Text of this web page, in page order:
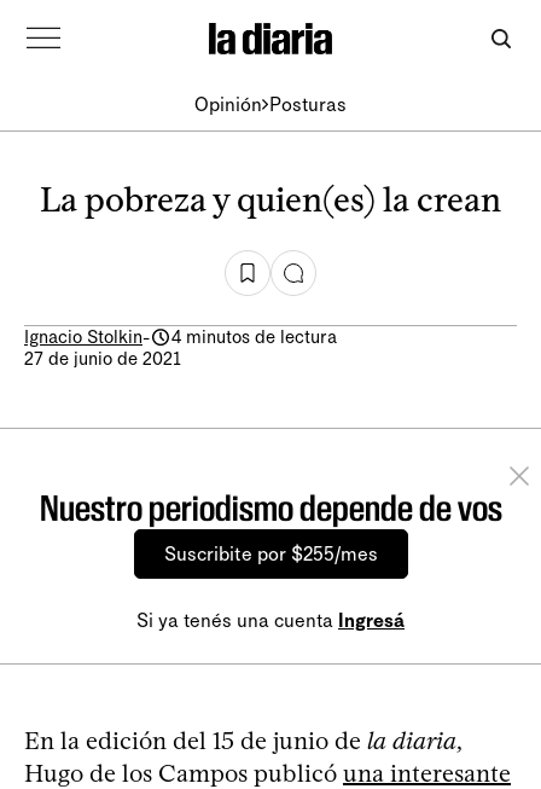
Opinión Posturas
La pobreza y quien(es) la crean
Ignacio Stolkin-
4 minutos de lectura
27 de junio de 2021
Nuestro periodismo depende de vos
Suscribite por $255/mes
Si ya tenés una cuenta Ingresá
En la edición del 15 de junio de la diaria,
Hugo de los Campos publicó una interesante